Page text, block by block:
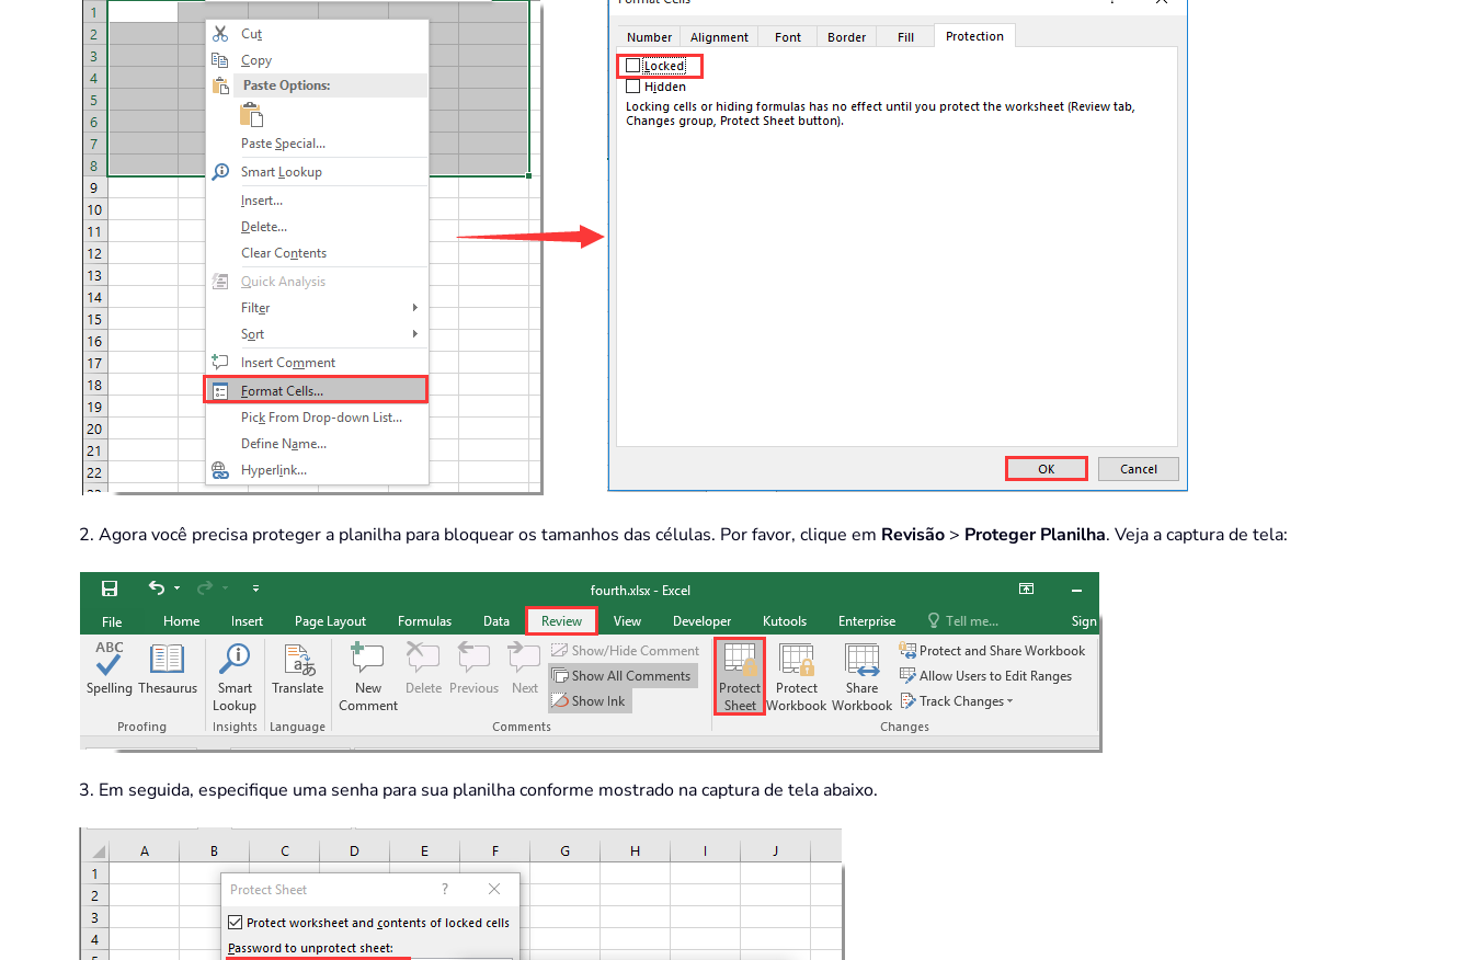
2. Agora você precisa proteger a planilha para bloquear os tamanhos das células. Por favor, clique em Revisão > Proteger Planilha. Veja a captura de tela:
3. Em seguida, especifique uma senha para sua planilha conforme mostrado na captura de tela abaixo.